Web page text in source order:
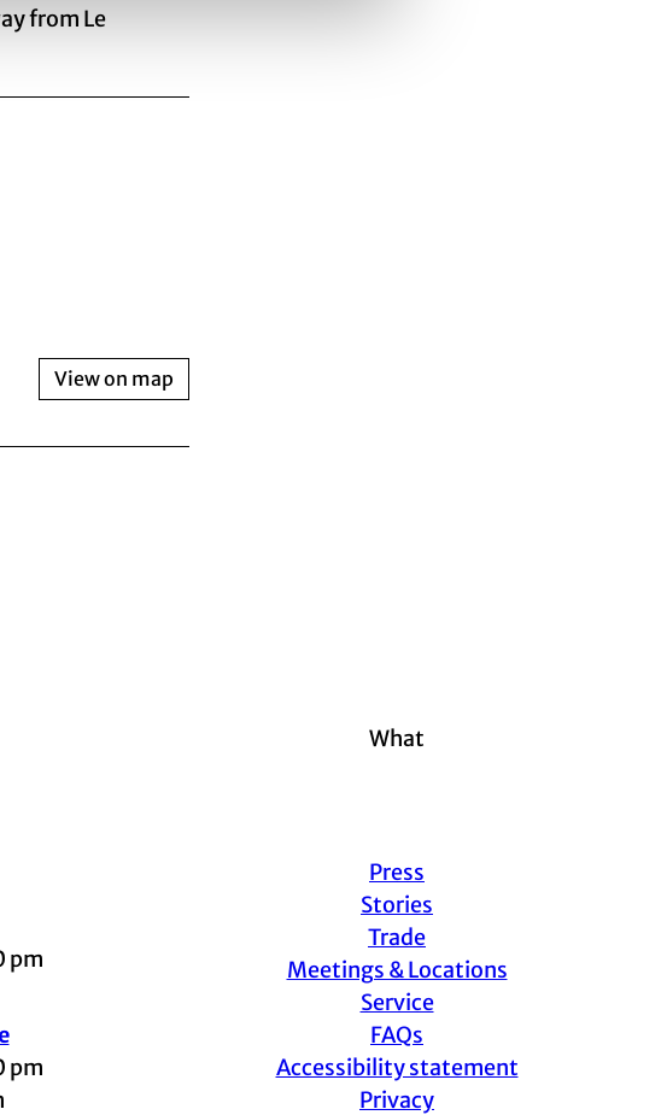
from Le
View on map
pm
pm
What
Press
Stories
Trade
Meetings & Locations
Service
FAQs
Accessibility statement
Privacy